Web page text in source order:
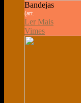
Bandejas
(art.
Ler Mais
Vimes